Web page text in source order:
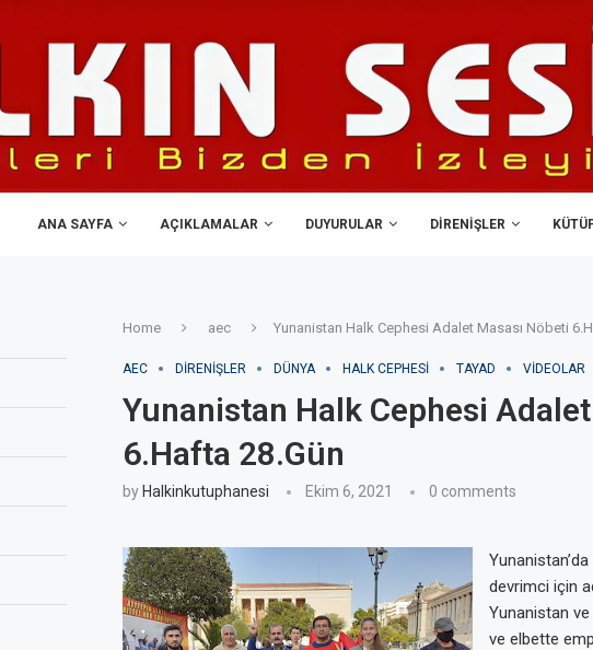
ANA SAYFA AÇIKLAMALAR DUYURULAR DIRENIŞLER
Home aec Yunanistan Halk Cephesi Adalet Masası Nöbeti
AEC DIRENIŞLER DÜNYA HALK CEPHESI TAYAD VIDEOLAR
Yunanistan Halk Cephesi
6.Hafta 28.Gün
byHalkinkutuphanesi Ekim 6, 2021 0 comments
devrimci için
Yunanistan ve
ve elbette